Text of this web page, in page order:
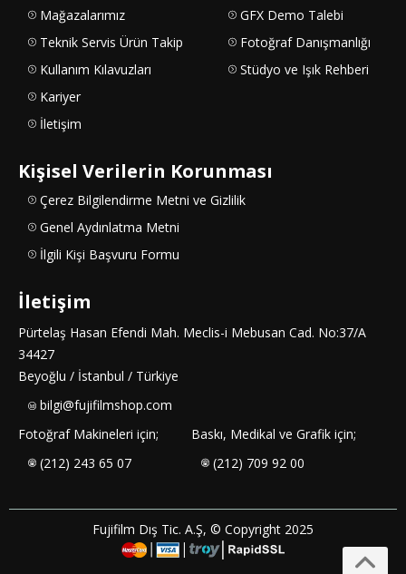
Mağazalarımız
Teknik Servis Ürün Takip
Kullanım Kılavuzları
Kariyer
İletişim
GFX Demo Talebi
Fotoğraf Danışmanlığı
Stüdyo ve Işık Rehberi
Kişisel Verilerin Korunması
Çerez Bilgilendirme Metni ve Gizlilik
Genel Aydınlatma Metni
İlgili Kişi Başvuru Formu
İletişim
Pürtelaş Hasan Efendi Mah. Meclis-i Mebusan Cad. No:37/A
34427
Beyoğlu / İstanbul / Türkiye
bilgi@fujifilmshop.com
Fotoğraf Makineleri için;
(212) 243 65 07
Baskı, Medikal ve Grafik için;
(212) 709 92 00
Fujifilm Dış Tic. A.Ş, © Copyright 2025